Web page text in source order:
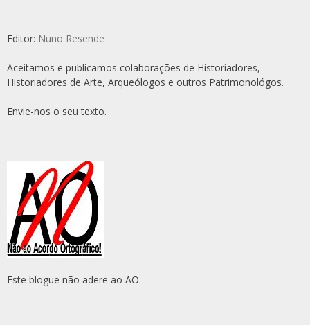
Editor: Nuno Resende
Aceitamos e publicamos colaborações de Historiadores,
Historiadores de Arte, Arqueólogos e outros Patrimonológos.
Envie-nos o seu texto.
Este blogue não adere ao AO.